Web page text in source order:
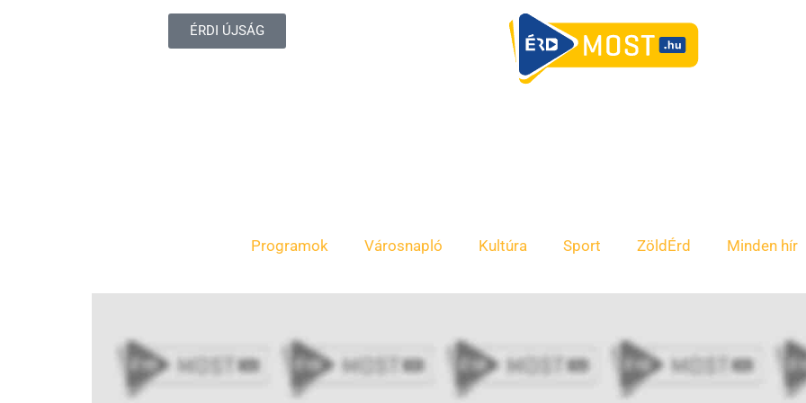
ÉRDI ÚJSÁG
Programok Városnapló Kultúra Sport ZöldÉrd Minden hír